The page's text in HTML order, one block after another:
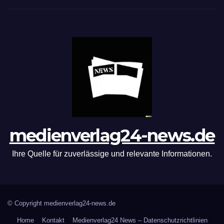
medienverlag24-news.de
Ihre Quelle für zuverlässige und relevante Informationen.
© Copyright medienverlag24-news.de
Home Kontakt Medienverlag24 News – Datenschutzrichtlinien